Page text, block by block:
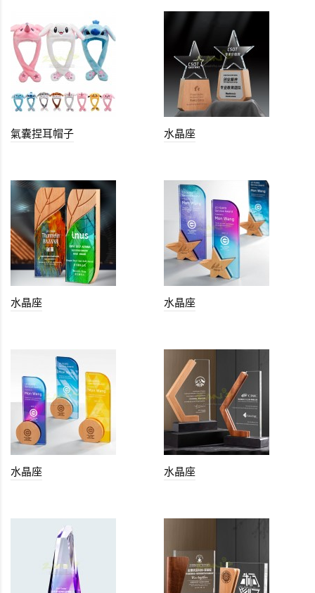
氣囊捏耳帽子 水晶座
水晶座 水晶座
水晶座 水晶座